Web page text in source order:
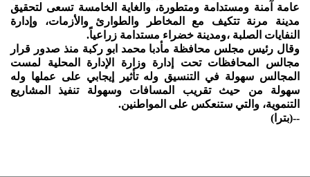
عامة آمنة ومستدامة ومتطورة، والغاية الخامسة تسعى لتحقيق
مدينة مرنة تتكيف مع المخاطر والطوارئ والأزمات، وإدارة
النفايات الصلبة ،ومدينة خضراء مستدامة زراعياً.
وقال رئيس مجلس محافظة مأدبا محمد ابو ركبة منذ صدور قرار
مجالس المحافظات تحت إدارة وزارة الإدارة المحلية لمست
المجالس سهولة في التنسيق وله تأثير إيجابي على عملها وله
سهولة من حيث تقريب المسافات وسهولة تنفيذ المشاريع
التنموية، والتي ستنعكس على المواطنين.
--(بترا)